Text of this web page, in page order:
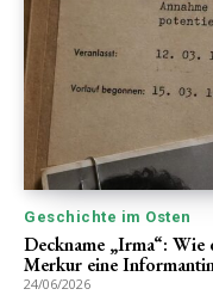
Geschichte im Osten
Deckname „Irma“:
Merkur eine
24/06/2026